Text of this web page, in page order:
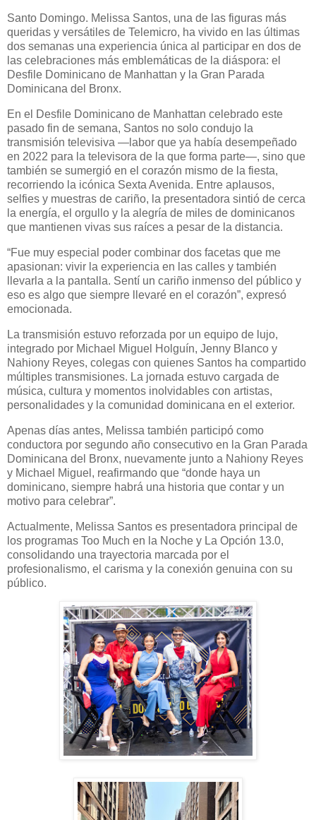
Santo Domingo. Melissa Santos, una de las figuras más
queridas y versátiles de Telemicro, ha vivido en las últimas
dos semanas una experiencia única al participar en dos de
las celebraciones más emblemáticas de la diáspora: el
Desfile Dominicano de Manhattan y la Gran Parada
Dominicana del Bronx.
En el Desfile Dominicano de Manhattan celebrado este
pasado fin de semana, Santos no solo condujo la
transmisión televisiva —labor que ya había desempeñado
en 2022 para la televisora de la que forma parte—, sino que
también se sumergió en el corazón mismo de la fiesta,
recorriendo la icónica Sexta Avenida. Entre aplausos,
selfies y muestras de cariño, la presentadora sintió de cerca
la energía, el orgullo y la alegría de miles de dominicanos
que mantienen vivas sus raíces a pesar de la distancia.
“Fue muy especial poder combinar dos facetas que me
apasionan: vivir la experiencia en las calles y también
llevarla a la pantalla. Sentí un cariño inmenso del público y
eso es algo que siempre llevaré en el corazón”, expresó
emocionada.
La transmisión estuvo reforzada por un equipo de lujo,
integrado por Michael Miguel Holguín, Jenny Blanco y
Nahiony Reyes, colegas con quienes Santos ha compartido
múltiples transmisiones. La jornada estuvo cargada de
música, cultura y momentos inolvidables con artistas,
personalidades y la comunidad dominicana en el exterior.
Apenas días antes, Melissa también participó como
conductora por segundo año consecutivo en la Gran Parada
Dominicana del Bronx, nuevamente junto a Nahiony Reyes
y Michael Miguel, reafirmando que “donde haya un
dominicano, siempre habrá una historia que contar y un
motivo para celebrar”.
Actualmente, Melissa Santos es presentadora principal de
los programas Too Much en la Noche y La Opción 13.0,
consolidando una trayectoria marcada por el
profesionalismo, el carisma y la conexión genuina con su
público.